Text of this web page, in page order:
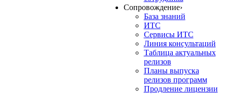
Сопровождение›
База знаний
ИТС
Сервисы ИТС
Линия консультаций
Таблица актуальных
релизов
Планы выпуска
релизов программ
Продление лицензии